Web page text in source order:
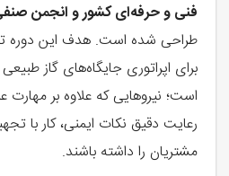
فنی و حرفه‌ای کشور و انجمن
طراحی شده است. هدف این دوره
است؛ نیروهایی که علاوه بر مهارت
رعایت دقیق نکات ایمنی، کار با
مشتریان را داشته باشند.